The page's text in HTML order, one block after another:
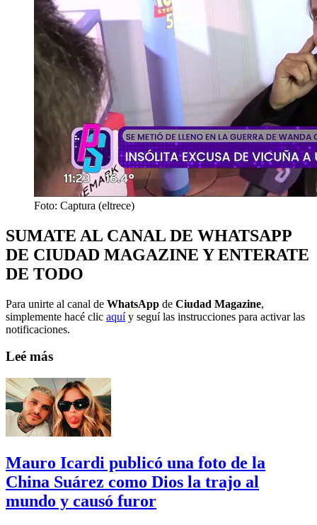
Foto: Captura (eltrece)
SUMATE AL CANAL DE WHATSAPP
DE CIUDAD MAGAZINE Y ENTERATE
DE TODO
Para unirte al canal de WhatsApp de Ciudad Magazine,
simplemente hacé clic aquíy seguí las instrucciones para activar las
notificaciones.
Leé más
Mauro Icardi publicó una foto de la
China Suárez como Dios la trajo al
mundo y causó furor